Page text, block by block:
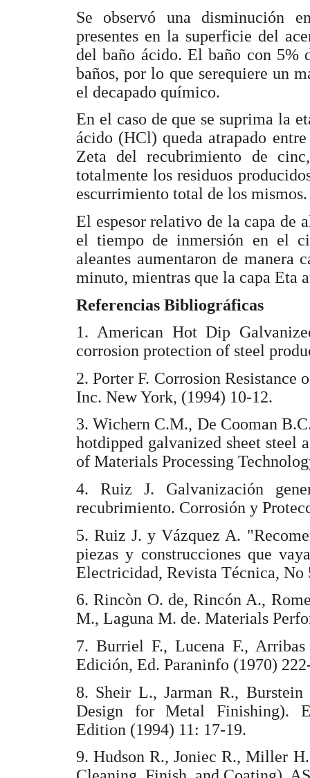
Se observó una disminución
presentes en la superficie del
del baño ácido. El baño con 5%
baños, por lo que serequiere un
el decapado químico.
En el caso de que se suprima la
ácido (HCl) queda atrapado
Zeta del recubrimiento de
totalmente los residuos
escurrimiento total de los mismos.
El espesor relativo de la capa de
el tiempo de inmersión en el
aleantes aumentaron de manera
minuto, mientras que la capa Eta
Referencias Bibliográficas
1. American Hot Dip
corrosion protection of steel
2. Porter F. Corrosion
Inc. New York, (1994) 10-12.
3. Wichern C.M., De Cooman
hotdipped galvanized sheet steel
of Materials Processing
4. Ruiz J. Galvanización
recubrimiento. Corrosión y
5. Ruiz J. y Vázquez A.
piezas y construcciones que
Electricidad, Revista Técnica, No
6. Rincòn O. de, Rincón A.,
M., Laguna M. de. Materials
7. Burriel F., Lucena F.,
Edición, Ed. Paraninfo (1970)
8. Sheir L., Jarman R.,
Design for Metal Finishing).
Edition (1994) 11: 17-19.
9. Hudson R., Joniec R., Miller